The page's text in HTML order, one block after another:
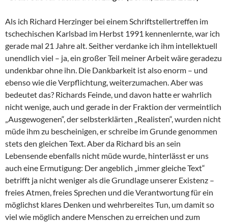
Als ich Richard Herzinger bei einem Schriftstellertreffen im
tschechischen Karlsbad im Herbst 1991 kennenlernte, war ich
gerade mal 21 Jahre alt. Seither verdanke ich ihm intellektuell
unendlich viel – ja, ein großer Teil meiner Arbeit wäre geradezu
undenkbar ohne ihn. Die Dankbarkeit ist also enorm – und
ebenso wie die Verpflichtung, weiterzumachen. Aber was
bedeutet das? Richards Feinde, und davon hatte er wahrlich
nicht wenige, auch und gerade in der Fraktion der vermeintlich
„Ausgewogenen“, der selbsterklärten „Realisten“, wurden nicht
müde ihm zu bescheinigen, er schreibe im Grunde genommen
stets den gleichen Text. Aber da Richard bis an sein
Lebensende ebenfalls nicht müde wurde, hinterlässt er uns
auch eine Ermutigung: Der angeblich „immer gleiche Text“
betrifft ja nicht weniger als die Grundlage unserer Existenz –
freies Atmen, freies Sprechen und die Verantwortung für ein
möglichst klares Denken und wehrbereites Tun, um damit so
viel wie möglich andere Menschen zu erreichen und zum